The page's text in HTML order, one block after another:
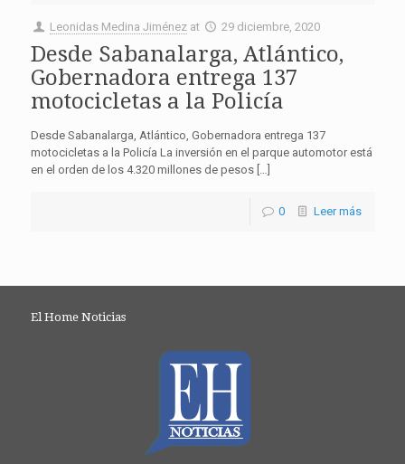
Leonidas Medina Jiménez at 29 diciembre, 2020
Desde Sabanalarga, Atlántico,
Gobernadora entrega 137
motocicletas a la Policía
Desde Sabanalarga, Atlántico, Gobernadora entrega 137
motocicletas a la Policía La inversión en el parque automotor está
en el orden de los 4.320 millones de pesos […]
0 Leer más
El Home Noticias